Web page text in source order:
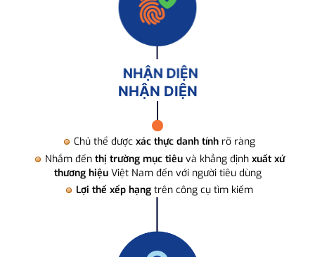
NHẬN DIỆN
Chủ thể được xác thực danh tính rõ ràng
Nhắm đến thị trường mục tiêuvà khẳng định xuất xứ
thương hiệuViệt Nam đến với người tiêu dùng
Lợi thế xếp hạng trên công cụ tìm kiếm